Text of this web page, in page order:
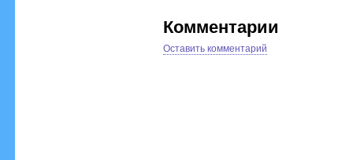
Комментарии
Оставить комментарий